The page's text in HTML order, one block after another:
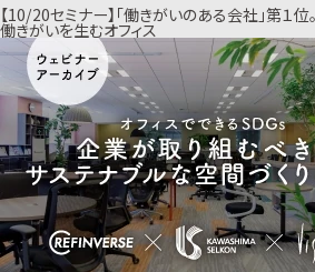
【10/20セミナー】「働きがいのある会社」第１
働きがいを生むオフィス